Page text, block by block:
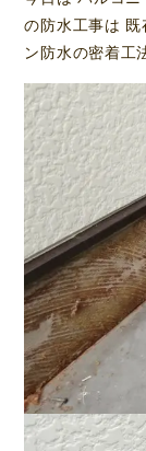
の防水工事は
ン防水の密着工